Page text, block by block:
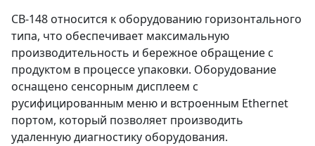
CB-148 относится к оборудованию горизонтального
типа, что обеспечивает максимальную
производительность и бережное обращение с
продуктом в процессе упаковки. Оборудование
оснащено сенсорным дисплеем с
русифицированным меню и встроенным Ethernet
портом, который позволяет производить
удаленную диагностику оборудования.